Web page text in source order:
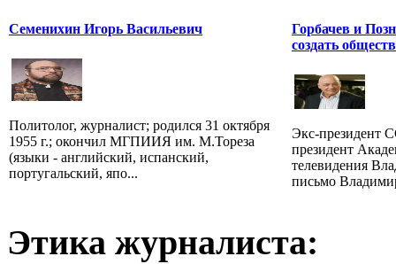
Семенихин Игорь Васильевич
Политолог, журналист; родился 31 октября
1955 г.; окончил МГПИИЯ им. М.Тореза
(языки - английский, испанский,
португальский, япо...
Горбачев и
создать
Экс-президент
президент
телевидения
письмо
Этика журналиста: